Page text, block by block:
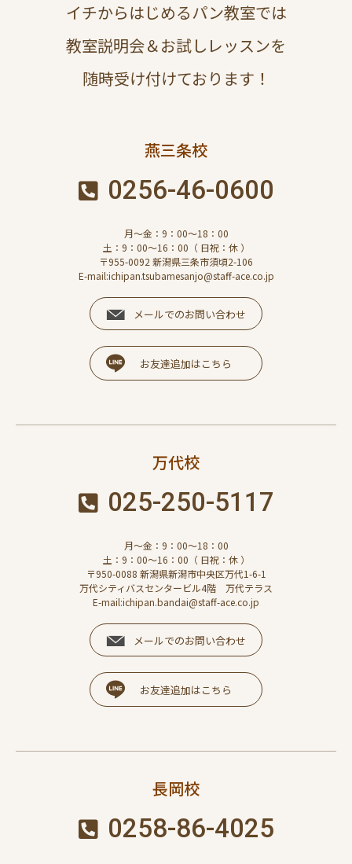
イチからはじめるパン教室では
教室説明会＆お試しレッスンを
随時受け付けております！
燕三条校
0256-46-0600
月～金：9：00～18：00
土：9：00～16：00（ 日祝：休 ）
〒955-0092 新潟県三条市須頃2-106
E-mail:ichipan.tsubamesanjo@staff-ace.co.jp
メールでのお問い合わせ
お友達追加はこちら
万代校
025-250-5117
月～金：9：00～18：00
土：9：00～16：00（ 日祝：休 ）
〒950-0088 新潟県新潟市中央区万代1-6-1
万代シティバスセンタービル4階 万代テラス
E-mail:ichipan.bandai@staff-ace.co.jp
メールでのお問い合わせ
お友達追加はこちら
長岡校
0258-86-4025